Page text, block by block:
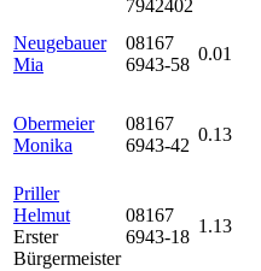
7942402
Neugebauer
Mia
08167
6943-58
0.01
Obermeier
Monika
08167
6943-42
0.13
Priller
Helmut
Erster
Bürgermeister
08167
6943-18
1.13